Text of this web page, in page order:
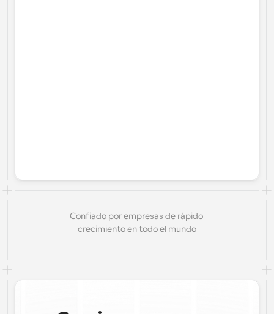
Confiado por empresas de rápido
crecimiento en todo el mundo